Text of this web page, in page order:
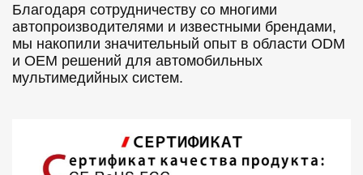
Благодаря сотрудничеству со многими
автопроизводителями и известными брендами,
мы накопили значительный опыт в области ODM
и OEM решений для автомобильных
мультимедийных систем.